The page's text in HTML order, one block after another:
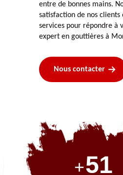
entre de bonnes mains.
satisfaction de nos
services pour répondre à
expert en gouttières à
Nous contacter
+69